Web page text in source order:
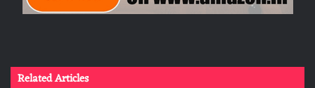
Related Articles